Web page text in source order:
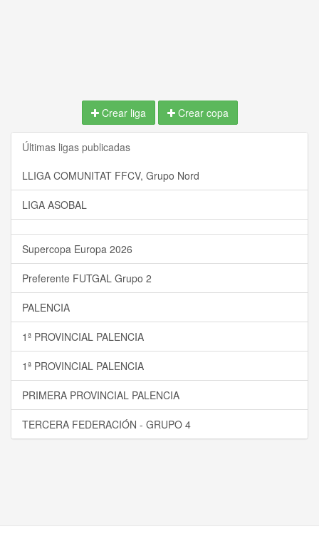
Crear liga Crear copa
Últimas ligas publicadas
LLIGA COMUNITAT FFCV, Grupo Nord
LIGA ASOBAL
Supercopa Europa 2026
Preferente FUTGAL Grupo 2
PALENCIA
1ª PROVINCIAL PALENCIA
1ª PROVINCIAL PALENCIA
PRIMERA PROVINCIAL PALENCIA
TERCERA FEDERACIÓN - GRUPO 4